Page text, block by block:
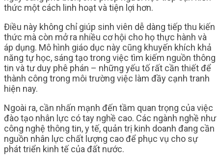
thức một cách linh hoạt và tiện lợi hơn.
Điều này không chỉ giúp sinh viên dễ dàng tiếp thu kiến
thức mà còn mở ra nhiều cơ hội cho họ thực hành và
áp dụng. Mô hình giáo dục này cũng khuyến khích khả
năng tự học, sáng tạo trong việc tìm kiếm nguồn thông
tin và tư duy phê phán – những yếu tố rất cần thiết để
thành công trong môi trường việc làm đầy cạnh tranh
hiện nay.
Ngoài ra, cần nhấn mạnh đến tầm quan trọng của việc
đào tạo nhân lực có tay nghề cao. Các ngành nghề như
công nghệ thông tin, y tế, quản trị kinh doanh đang cần
nguồn nhân lực chất lượng cao để phục vụ cho sự
phát triển kinh tế của đất nước.